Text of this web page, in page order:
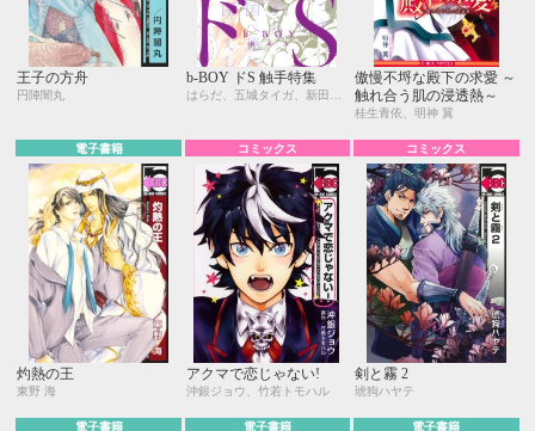
王子の方舟
円陣闇丸
b-BOY ドS 触手特集
傲慢不埒な殿下の求愛 ～
触れ合う肌の浸透熱～
桂生青依、明神 翼
電子書籍
灼熱の王
東野 海
コミックス
アクマで恋じゃない!
沖銀ジョウ、竹若トモハル
コミックス
剣と霧 2
琥狗ハヤテ
電子書籍 電子書籍 電子書籍